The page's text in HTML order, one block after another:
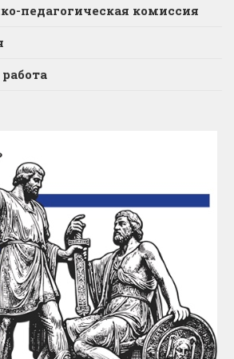
педагогическая комиссия